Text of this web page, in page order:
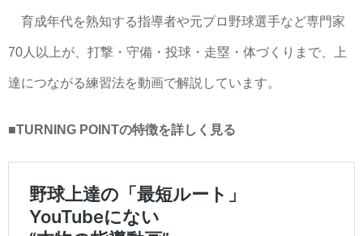
育成年代を熟知する指導者や元プロ野球選手など専門家
70人以上が、打撃・守備・投球・走塁・体づくりまで、上
達につながる練習法を動画で解説しています。
■TURNING POINTの特徴を詳しく見る